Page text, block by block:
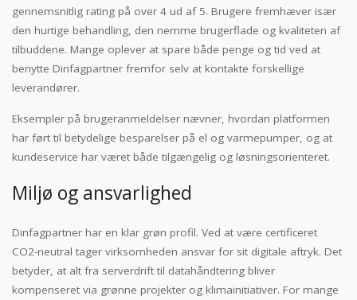
gennemsnitlig rating på over 4 ud af 5. Brugere fremhæver især
den hurtige behandling, den nemme brugerflade og kvaliteten af
tilbuddene. Mange oplever at spare både penge og tid ved at
benytte Dinfagpartner fremfor selv at kontakte forskellige
leverandører.
Eksempler på brugeranmeldelser nævner, hvordan platformen
har ført til betydelige besparelser på el og varmepumper, og at
kundeservice har været både tilgængelig og løsningsorienteret.
Miljø og ansvarlighed
Dinfagpartner har en klar grøn profil. Ved at være certificeret
CO2-neutral tager virksomheden ansvar for sit digitale aftryk. Det
betyder, at alt fra serverdrift til datahåndtering bliver
kompenseret via grønne projekter og klimainitiativer. For mange